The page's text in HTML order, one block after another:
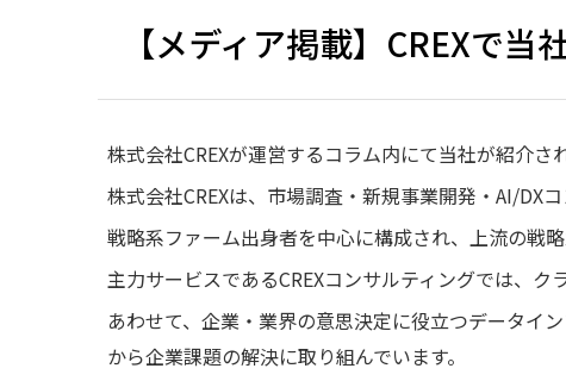
【メディア掲載】CREXで当
株式会社CREXが運営するコラム内にて当社が紹介さ
株式会社CREXは、市場調査・新規事業開発・AI/DX
戦略系ファーム出身者を中心に構成され、上流の戦
主力サービスであるCREXコンサルティングでは、ク
あわせて、企業・業界の意思決定に役立つデータイ
から企業課題の解決に取り組んでいます。